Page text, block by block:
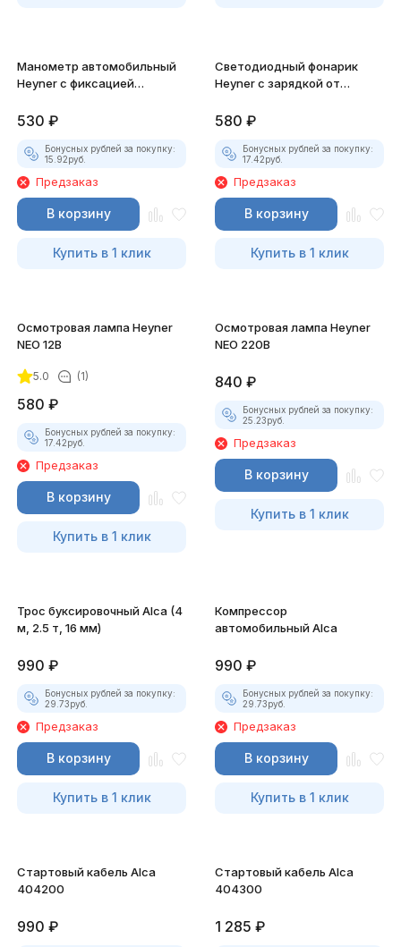
Манометр автомобильный
Heyner с фиксацией
530 ₽
Бонусных рублей за покупку:
15.92руб.
Предзаказ
В корзину
Купить в 1 клик
Светодиодный фонарик
Heyner с зарядкой от
580 ₽
Бонусных рублей за покупку:
17.42руб.
Предзаказ
В корзину
Купить в 1 клик
Осмотровая лампа Heyner
NEO 12В
5.0 (1)
580 ₽
Бонусных рублей за покупку:
17.42руб.
Предзаказ
В корзину
Купить в 1 клик
Осмотровая лампа Heyner
NEO 220В
840 ₽
Бонусных рублей за покупку:
25.23руб.
Предзаказ
В корзину
Купить в 1 клик
Трос буксировочный Alca (4
м, 2.5 т, 16 мм)
990 ₽
Бонусных рублей за покупку:
29.73руб.
Предзаказ
В корзину
Купить в 1 клик
Компрессор
автомобильный Alca
990 ₽
Бонусных рублей за покупку:
29.73руб.
Предзаказ
В корзину
Купить в 1 клик
Стартовый кабель Alca
404200
990 ₽
Стартовый кабель Alca
404300
1 285 ₽